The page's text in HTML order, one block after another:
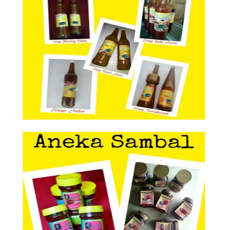
Aneka Sirup Herbal
Tradisional
Aneka Sambal
Aneka Sambal